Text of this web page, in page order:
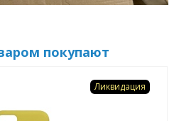
покупают
Ликвидация